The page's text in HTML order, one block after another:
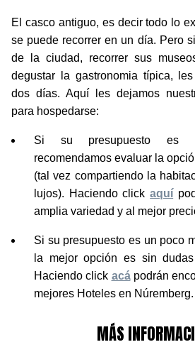
El casco antiguo, es decir todo lo
se puede recorrer en un día. Pero
de la ciudad, recorrer sus
degustar la gastronomia típica,
dos días. Aquí les dejamos
para hospedarse:
Si su presupuesto es
recomendamos evaluar la
(tal vez compartiendo la
lujos). Haciendo clickaquí
amplia variedad y al mejor
Si su presupuesto es un poco
la mejor opción es sin
Haciendo click acápodrán
mejores Hoteles en Núremberg.
MÁS